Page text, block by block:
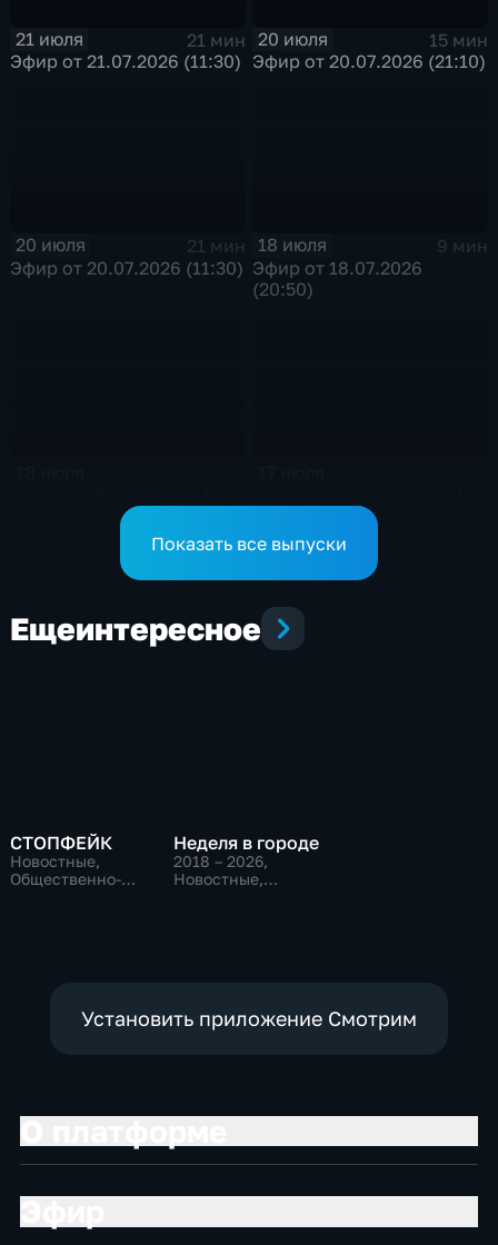
21 июля
21 мин
Эфир от 21.07.2026 (11:30)
20 июля
15 мин
Эфир от 20.07.2026 (21:10)
20 июля
21 мин
Эфир от 20.07.2026 (11:30)
18 июля
9 мин
Эфир от 18.07.2026
(20:50)
Показать все выпуски
Ещеинтересное
СТОПФЕЙК
Новостные,
Общественно-
Неделя в городе
2018 – 2026,
Новостные,
Установить приложение Смотрим